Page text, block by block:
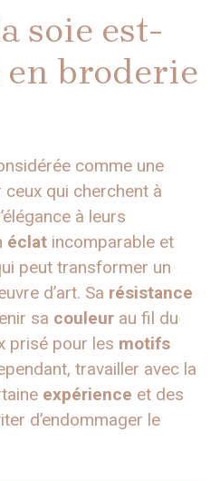
soie est-
en broderie
comme une
qui cherchent à
à leurs
éclat incomparable et
peut transformer un
d’art. Sa résistance
sa couleur au fil du
prisé pour les motifs
travailler avec la
expérience et des
d’endommager le